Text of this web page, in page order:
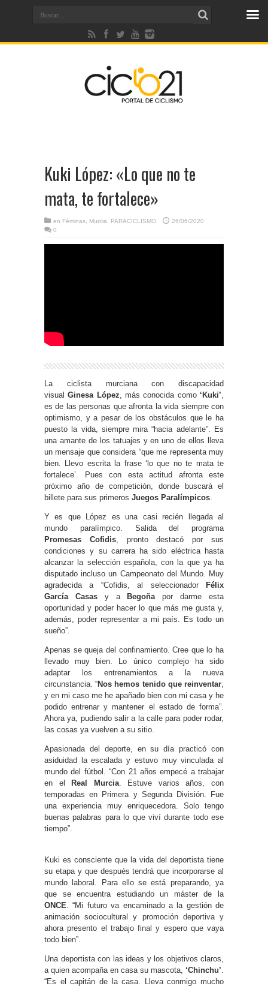
Kuki López: «Lo que no te
mata, te fortalece»
en Féminas Murcia PARACICLISMO
26/06/2020
0
La ciclista murciana con discapacidad
visualGinesa López, más conocida como‘Kuki’,
es de las personas que afronta la vida siempre con
optimismo, y a pesar de los obstáculos que le ha
puesto la vida, siempre mira “hacia adelante”. Es
una amante de los tatuajes y en uno de ellos lleva
un mensaje que considera “que me representa muy
bien. Llevo escrita la frase ‘lo que no te mata te
fortalece’. Pues con esta actitud afronta este
próximo año de competición, donde buscará el
billete para sus primeros Juegos Paralímpicos.
Y es que López es una casi recién llegada al
mundo paralímpico. Salida del programa
Promesas Cofidis, pronto destacó por sus
condiciones y su carrera ha sido eléctrica hasta
alcanzar la selección española, con la que ya ha
disputado incluso un Campeonato del Mundo. Muy
agradecida a “Cofidis, al seleccionador
Félix
García Casasy a Begoñapor darme esta
oportunidad y poder hacer lo que más me gusta y,
además, poder representar a mi país. Es todo un
sueño”.
Apenas se queja del confinamiento. Cree que lo ha
llevado muy bien. Lo único complejo ha sido
adaptar los entrenamientos a la nueva
circunstancia. “Nos hemos tenido que reinventar,
y en mi caso me he apañado bien con mi casa y he
podido entrenar y mantener el estado de forma”.
Ahora ya, pudiendo salir a la calle para poder rodar,
las cosas ya vuelven a su sitio.
Apasionada del deporte, en su día practicó con
asiduidad la escalada y estuvo muy vinculada al
mundo del fútbol. “Con 21 años empecé a trabajar
en el
Real Murcia. Estuve varios años, con
temporadas en Primera y Segunda División. Fue
una experiencia muy enriquecedora. Solo tengo
buenas palabras para lo que viví durante todo ese
tiempo”.
Kuki es consciente que la vida del deportista tiene
su etapa y que después tendrá que incorporarse al
mundo laboral. Para ello se está preparando, ya
que se encuentra estudiando un máster de la
ONCE. “Mi futuro va encaminado a la gestión de
animación sociocultural y promoción deportiva y
ahora presento el trabajo final y espero que vaya
todo bien”.
Una deportista con las ideas y los objetivos claros,
a quien acompaña en casa su mascota, ‘Chinchu’.
“Es el capitán de la casa. Lleva conmigo mucho